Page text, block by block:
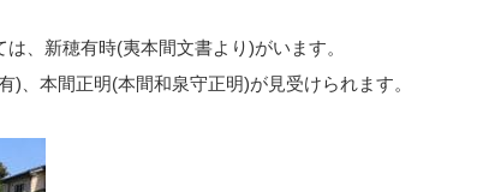
、新穂有時(夷本間文書より)がいます。
)、本間正明(本間和泉守正明)が見受けられます。